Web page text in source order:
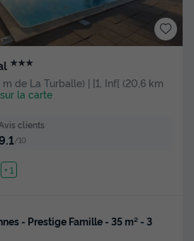
★★★
m de La Turballe) | [1, Inf[ (20,6 km
la carte
Avis clients
/10
+ 1
- Prestige Famille - 35 m² - 3